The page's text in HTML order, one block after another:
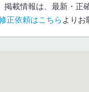
載情報は、最新・正
正依頼はこちら よりお